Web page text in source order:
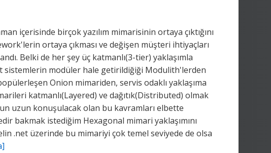
içerisinde birçok yazılım mimarisinin ortaya çıktığını
ortaya çıkması ve değişen müşteri ihtiyaçları
Belki de her şey üç katmanlı(3-tier) yaklaşımla
sistemlerin modüler hale getirildiğiği Modulith'lerden
Onion mimariden, servis odaklı yaklaşıma
katmanlı(Layered) ve dağıtık(Distributed) olmak
uzun konuşulacak olan bu kavramları elbette
bakmak istediğim Hexagonal mimari yaklaşımını
.net üzerinde bu mimariyi çok temel seviyede de olsa